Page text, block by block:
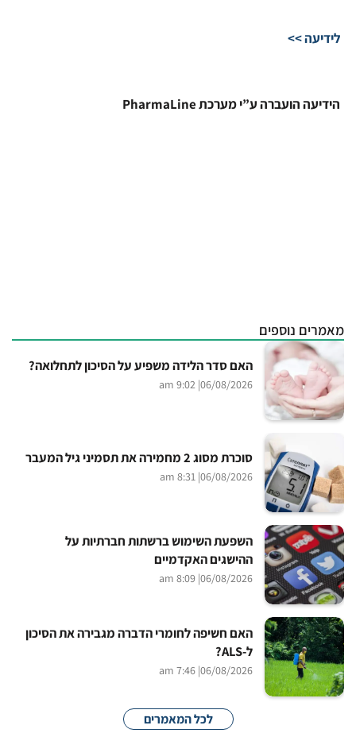
לידיעה >>
הידיעה הועברה ע”י מערכת PharmaLine
מאמרים נוספים
האם סדר הלידה משפיע על הסיכון לתחלואה?
06/08/2026
| 9:02 am
סוכרת מסוג 2 מחמירה את תסמיני גיל המעבר
06/08/2026
| 8:31 am
השפעת השימוש ברשתות חברתיות על
ההישגים האקדמיים
06/08/2026
| 8:09 am
האם חשיפה לחומרי הדברה מגבירה את הסיכון
ל-ALS?
06/08/2026
| 7:46 am
לכל המאמרים